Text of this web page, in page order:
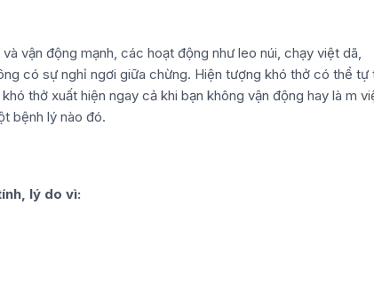
vận động mạnh, các hoạt động như leo núi, chạy việt dã,
có sự nghỉ ngơi giữa chừng. Hiện tượng khó thở có thể tự
thở xuất hiện ngay cả khi bạn không vận động hay là m
bệnh lý nào đó.
lý do vì: